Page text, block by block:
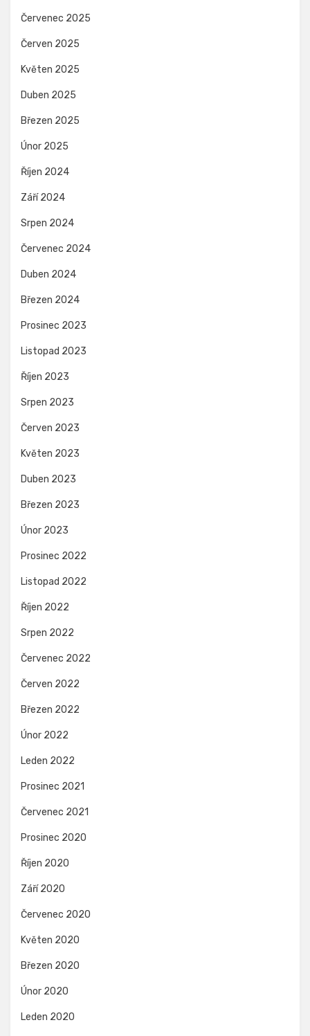
Červenec 2025
Červen 2025
Květen 2025
Duben 2025
Březen 2025
Únor 2025
Říjen 2024
Září 2024
Srpen 2024
Červenec 2024
Duben 2024
Březen 2024
Prosinec 2023
Listopad 2023
Říjen 2023
Srpen 2023
Červen 2023
Květen 2023
Duben 2023
Březen 2023
Únor 2023
Prosinec 2022
Listopad 2022
Říjen 2022
Srpen 2022
Červenec 2022
Červen 2022
Březen 2022
Únor 2022
Leden 2022
Prosinec 2021
Červenec 2021
Prosinec 2020
Říjen 2020
Září 2020
Červenec 2020
Květen 2020
Březen 2020
Únor 2020
Leden 2020